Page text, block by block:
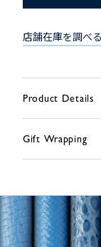
店舗在庫を調べる
Product Details
Gift Wrapping